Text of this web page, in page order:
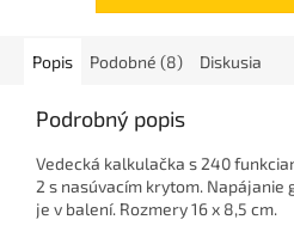
Popis Podobné (8) Diskusia
Podrobný popis
Vedecká kalkulačka s 240
2 s nasúvacím krytom.
je v balení. Rozmery 16 x 8,5 cm.